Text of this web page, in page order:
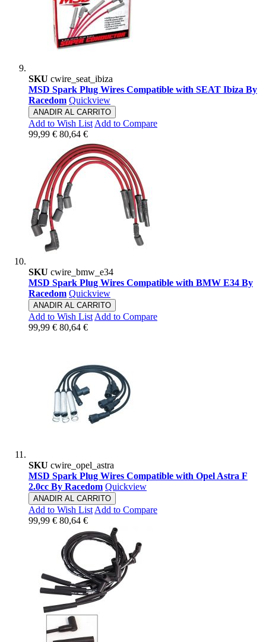
SKU cwire_seat_ibiza
MSD Spark Plug Wires Compatible with SEAT Ibiza By
Racedom Quickview
ANADIR AL CARRITO
Add to Wish List Add to Compare
99,99 € 80,64 €
SKU cwire_bmw_e34
MSD Spark Plug Wires Compatible with BMW E34 By
Racedom Quickview
ANADIR AL CARRITO
Add to Wish List Add to Compare
99,99 € 80,64 €
SKU cwire_opel_astra
MSD Spark Plug Wires Compatible with Opel Astra F
2.0cc By Racedom Quickview
ANADIR AL CARRITO
Add to Wish List Add to Compare
99,99 € 80,64 €